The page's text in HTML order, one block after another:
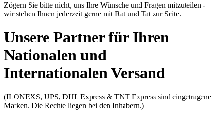
Zögern Sie bitte nicht, uns Ihre Wünsche und Fragen mitzuteilen -
wir stehen Ihnen jederzeit gerne mit Rat und Tat zur Seite.
Unsere Partner für Ihren
Nationalen und
Internationalen Versand
(ILONEXS, UPS, DHL Express & TNT Express sind eingetragene
Marken. Die Rechte liegen bei den Inhabern.)